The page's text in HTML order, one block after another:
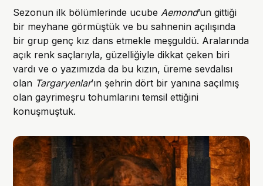
Sezonun ilk bölümlerinde ucube Aemond’un gittiği
bir meyhane görmüştük ve bu sahnenin açılışında
bir grup genç kız dans etmekle meşguldü. Aralarında
açık renk saçlarıyla, güzelliğiyle dikkat çeken biri
vardı ve o yazımızda da bu kızın, üreme sevdalısı
olan Targaryenlar’ın şehrin dört bir yanına saçılmış
olan gayrimeşru tohumlarını temsil ettiğini
konuşmuştuk.